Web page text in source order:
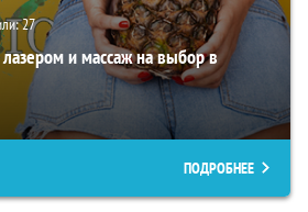
27
и массаж на выбор в
ПОДРОБНЕЕ